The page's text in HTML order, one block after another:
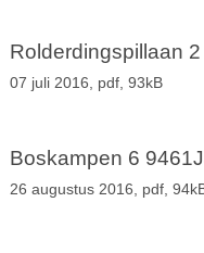
Rolderdingspillaan
07 juli 2016, pdf, 93kB
Boskampen 6
26 augustus 2016, pdf,